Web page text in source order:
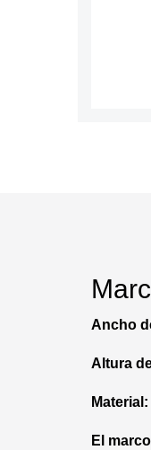
Ancho
Altura
El